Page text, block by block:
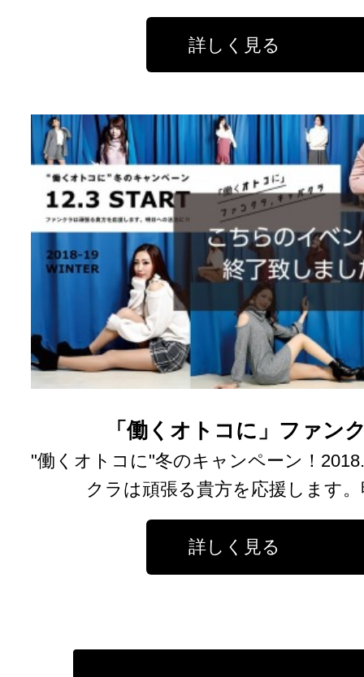
詳しく見る
「働くオトコに」ファン
"働くオトコに"冬のキャンペーン！
クラは頑張る貴方を応援します
詳しく見る